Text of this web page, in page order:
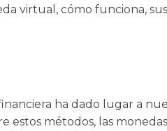
virtual, cómo funciona,
ha dado lugar a
estos métodos, las